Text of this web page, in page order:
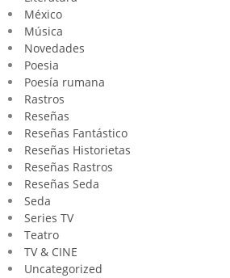
México
Música
Novedades
Poesia
Poesía rumana
Rastros
Reseñas
Reseñas Fantástico
Reseñas Historietas
Reseñas Rastros
Reseñas Seda
Seda
Series TV
Teatro
TV & CINE
Uncategorized